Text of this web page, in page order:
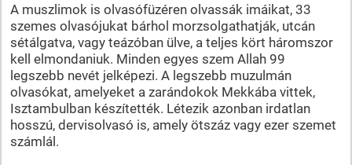
A muszlimok is olvasófüzéren olvassák imáikat, 33
szemes olvasójukat bárhol morzsolgathatják, utcán
sétálgatva, vagy teázóban ülve, a teljes kört háromszor
kell elmondaniuk. Minden egyes szem Allah 99
legszebb nevét jelképezi. A legszebb muzulmán
olvasókat, amelyeket a zarándokok Mekkába vittek,
Isztambulban készítették. Létezik azonban irdatlan
hosszú, dervisolvasó is, amely ötszáz vagy ezer szemet
számlál.